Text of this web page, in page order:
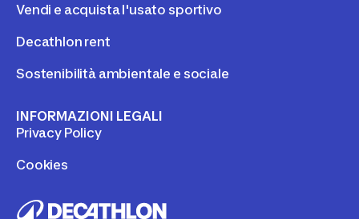
Vendi e acquista l'usato sportivo
Decathlon rent
Sostenibilità ambientale e sociale
INFORMAZIONI LEGALI
Privacy Policy
Cookies